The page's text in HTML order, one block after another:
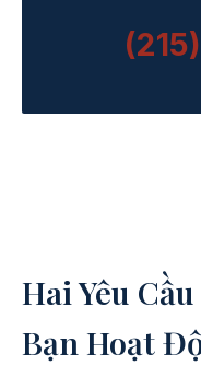
Hai Yêu
Bạn Hoạt